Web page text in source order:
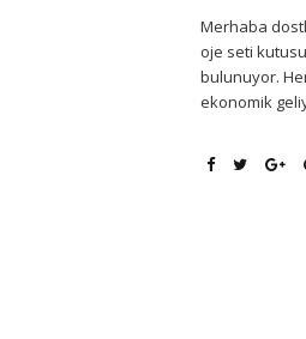
Merhaba
oje seti
bulunuyor.
ekonomik